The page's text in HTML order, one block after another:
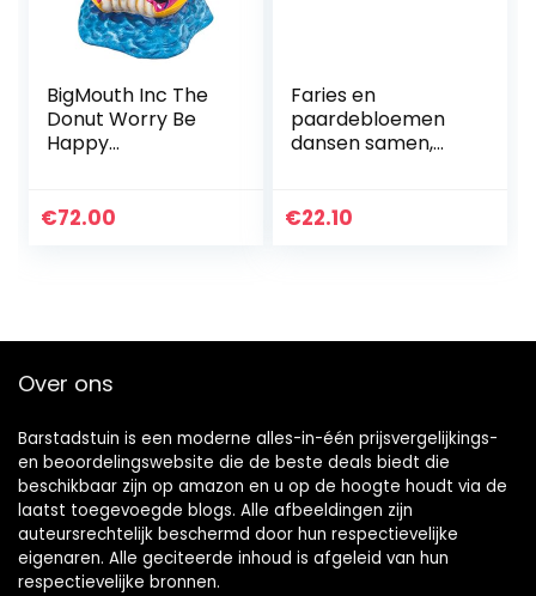
BigMouth Inc The
Donut Worry Be
Happy
€72.00
Faries en
paardebloemen
dansen samen,
beeldhouwkunst,
€22.10
Over ons
Barstadstuin is een moderne alles-in-één prijsvergelijkings-
en beoordelingswebsite die de beste deals biedt die
beschikbaar zijn op amazon en u op de hoogte houdt via de
laatst toegevoegde blogs. Alle afbeeldingen zijn
auteursrechtelijk beschermd door hun respectievelijke
eigenaren. Alle geciteerde inhoud is afgeleid van hun
respectievelijke bronnen.